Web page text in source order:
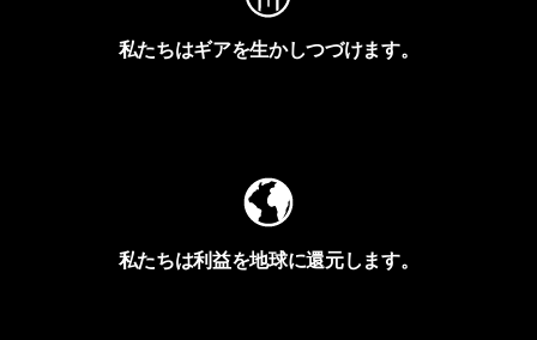
私たちはギアを生かしつづけます。
私たちは利益を地球に還元します。